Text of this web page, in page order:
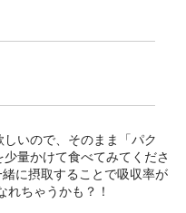
いので、そのまま「パク
量かけて食べてみてくださ
に摂取することで吸収率が
れちゃうかも？！